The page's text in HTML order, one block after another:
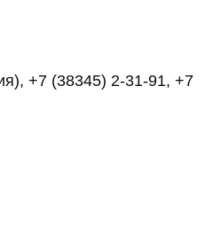
+7 (38345) 2-31-91, +7